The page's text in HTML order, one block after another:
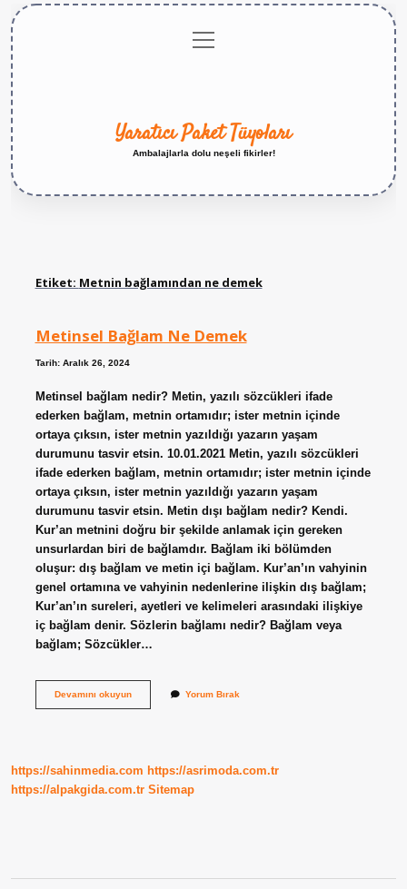
menüyü
aç
Yaratıcı Paket Tüyoları
Ambalajlarla dolu neşeli fikirler!
Etiket: Metnin bağlamından ne demek
Metinsel Bağlam Ne Demek
Tarih: Aralık 26, 2024
Metinsel bağlam nedir? Metin, yazılı sözcükleri ifade
ederken bağlam, metnin ortamıdır; ister metnin içinde
ortaya çıksın, ister metnin yazıldığı yazarın yaşam
durumunu tasvir etsin. 10.01.2021 Metin, yazılı sözcükleri
ifade ederken bağlam, metnin ortamıdır; ister metnin içinde
ortaya çıksın, ister metnin yazıldığı yazarın yaşam
durumunu tasvir etsin. Metin dışı bağlam nedir? Kendi.
Kur’an metnini doğru bir şekilde anlamak için gereken
unsurlardan biri de bağlamdır. Bağlam iki bölümden
oluşur: dış bağlam ve metin içi bağlam. Kur’an’ın vahyinin
genel ortamına ve vahyinin nedenlerine ilişkin dış bağlam;
Kur’an’ın sureleri, ayetleri ve kelimeleri arasındaki ilişkiye
iç bağlam denir. Sözlerin bağlamı nedir? Bağlam veya
bağlam; Sözcükler…
Devamını okuyunMetinsel
Yorum Bırak
https://sahinmedia.com https://asrimoda.com.tr
https://alpakgida.com.tr Sitemap